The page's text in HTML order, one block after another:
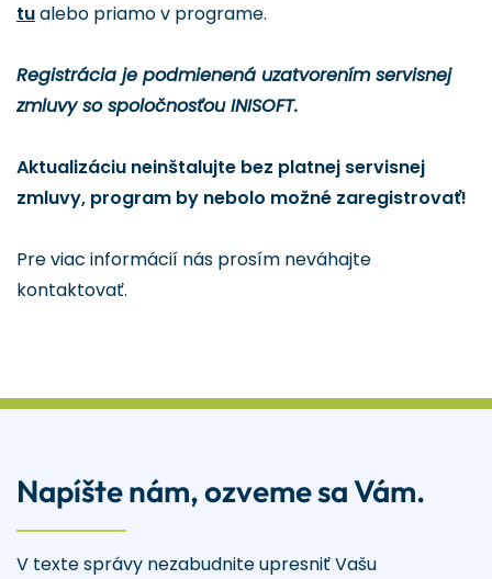
tualebo priamo v programe.
Registrácia je podmienená uzatvorením servisnej
zmluvy so spoločnosťou INISOFT.
Aktualizáciu neinštalujte bez platnej servisnej
zmluvy, program by nebolo možné zaregistrovať!
Pre viac informácií nás prosím neváhajte
kontaktovať.
Napíšte nám, ozveme sa Vám.
V texte správy nezabudnite upresniť Vašu